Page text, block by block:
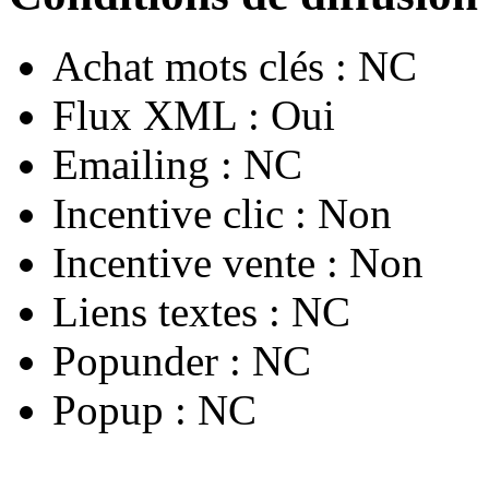
Achat mots clés : NC
Flux XML : Oui
Emailing : NC
Incentive clic : Non
Incentive vente : Non
Liens textes : NC
Popunder : NC
Popup : NC